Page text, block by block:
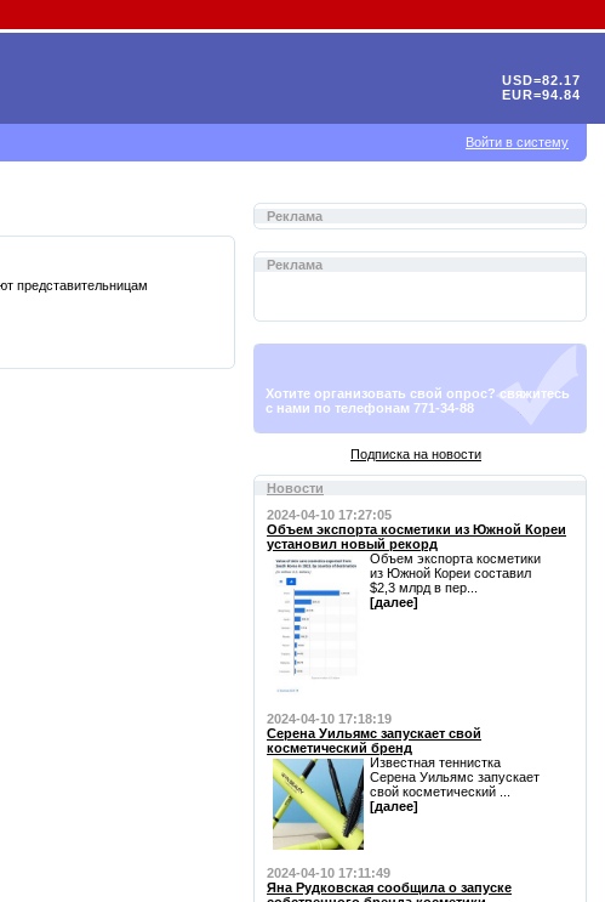
представительницам
Реклама
Реклама
Хотите организовать свой опрос? свяжитесь
с нами по телефонам 771-34-88
Подписка на новости
Новости
2024-04-10 17:27:05
Объем экспорта косметики из Южной Кореи
установил новый рекорд
Объем экспорта косметики
из Южной Кореи составил
$2,3 млрд в пер...
[далее]
2024-04-10 17:18:19
Серена Уильямс запускает свой
косметический бренд
Известная теннистка
Серена Уильямс запускает
свой косметический ...
[далее]
2024-04-10 17:11:49
Яна Рудковская сообщила о запуске
USD=82.17
EUR=94.84
Войти в систему